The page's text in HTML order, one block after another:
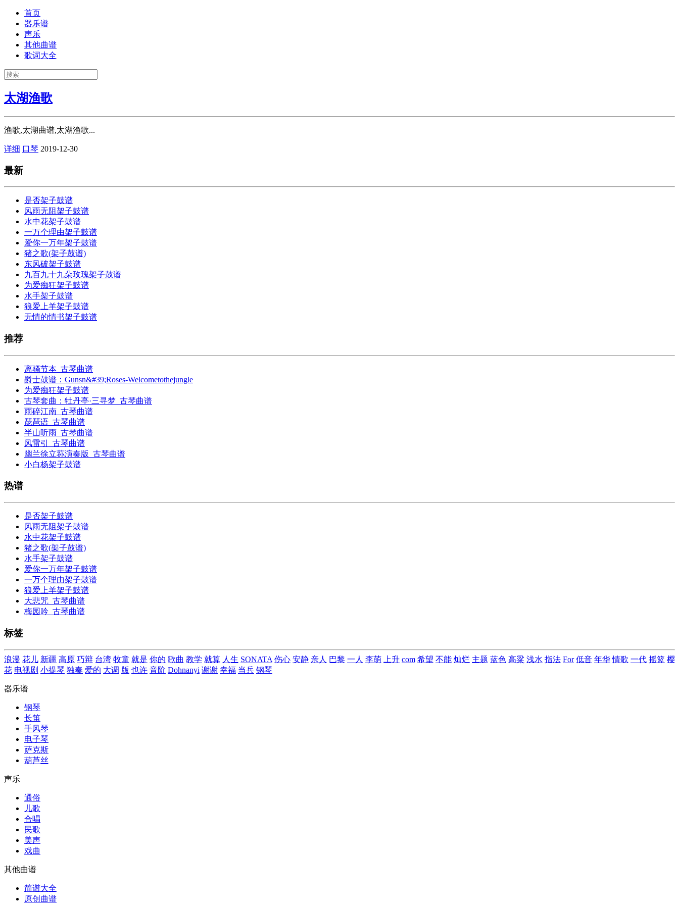
首页
器乐谱
声乐
其他曲谱
歌词大全
太湖渔歌
渔歌,太湖曲谱,太湖渔歌...
详细 口琴 2019-12-30
最新
是否架子鼓谱
风雨无阻架子鼓谱
水中花架子鼓谱
一万个理由架子鼓谱
爱你一万年架子鼓谱
猪之歌(架子鼓谱)
东风破架子鼓谱
九百九十九朵玫瑰架子鼓谱
为爱痴狂架子鼓谱
水手架子鼓谱
狼爱上羊架子鼓谱
无情的情书架子鼓谱
推荐
离骚节本_古琴曲谱
爵士鼓谱：Gunsn&#39;Roses-Welcometothejungle
为爱痴狂架子鼓谱
古琴套曲：牡丹亭·三寻梦_古琴曲谱
雨碎江南_古琴曲谱
琵琶语_古琴曲谱
半山听雨_古琴曲谱
风雷引_古琴曲谱
幽兰徐立荪演奏版_古琴曲谱
小白杨架子鼓谱
热谱
是否架子鼓谱
风雨无阻架子鼓谱
水中花架子鼓谱
猪之歌(架子鼓谱)
水手架子鼓谱
爱你一万年架子鼓谱
一万个理由架子鼓谱
狼爱上羊架子鼓谱
大悲咒_古琴曲谱
梅园吟_古琴曲谱
标签
浪漫 花儿 新疆 高原 巧辩 台湾 牧童 就是 你的 歌曲 教学 就算 人生 SONATA 伤心 安静 亲人 巴黎 一人 李萌 上升 com 希望 不能 灿烂 主题 蓝色 高粱 浅水 指法 For 低音 年华 情歌 一代 摇篮 樱
花 电视剧 小提琴 独奏 爱的 大调 版 也许 音阶 Dohnanyi 谢谢 幸福 当兵 钢琴
器乐谱
钢琴
长笛
手风琴
电子琴
萨克斯
葫芦丝
声乐
通俗
儿歌
合唱
民歌
美声
戏曲
其他曲谱
简谱大全
原创曲谱